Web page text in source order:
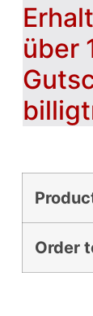
über
Order